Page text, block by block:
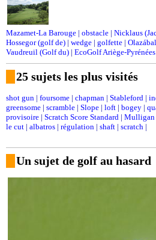
Mazamet-La Barouge | obstacle | Nicklaus
Hossegor (golf de) | wedge | golfette |
Vaudreuil (Golf du) | EcoGolf Ariège-Pyrénées
25 sujets les plus visités
shot gun | foursome | chapman | Stableford |
greensome | scramble | Slope | loft | bogey |
provisoire | Scratch Score Standard | Mulligan
le cut | albatros | régulation | shaft | scratch |
Un sujet de golf au hasard